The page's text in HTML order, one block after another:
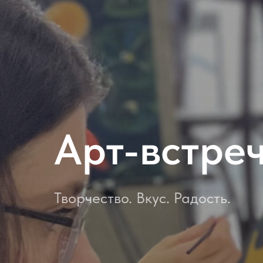
Арт-
Творчество. Вкус. Радость.